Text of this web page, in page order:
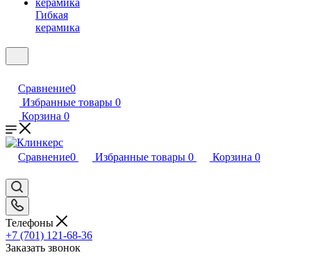
Гибкая
керамика
Сравнение0
Избранные товары 0
Корзина 0
Сравнение0 Избранные товары 0 Корзина 0
Телефоны
+7 (701) 121-68-36
Заказать звонок